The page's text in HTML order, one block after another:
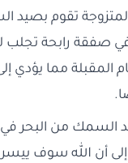
المتزوجة تقوم بصيد
رابحة تجلب
المقبلة مما يؤدي
السمك من البحر في
إلى أن الله سوف